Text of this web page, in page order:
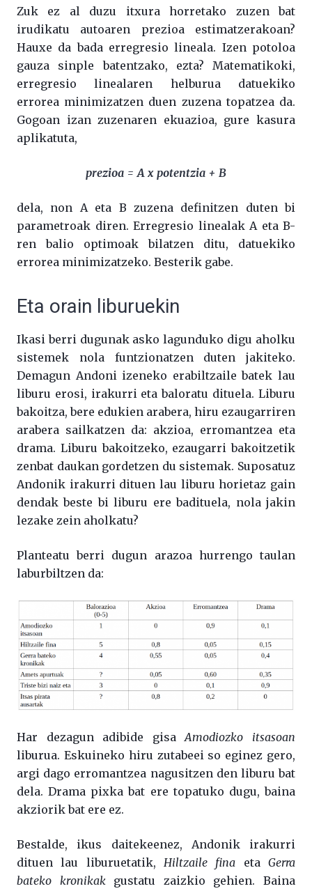
Zuk ez al duzu itxura horretako zuzen bat
irudikatu autoaren prezioa estimatzerakoan?
Hauxe da bada erregresio lineala. Izen potoloa
gauza sinple batentzako, ezta? Matematikoki,
erregresio linealaren helburua datuekiko
errorea minimizatzen duen zuzena topatzea da.
Gogoan izan zuzenaren ekuazioa, gure kasura
aplikatuta,
prezioa = A x potentzia + B
dela, non A eta B zuzena definitzen duten bi
parametroak diren. Erregresio linealak A eta B-
ren balio optimoak bilatzen ditu, datuekiko
errorea minimizatzeko. Besterik gabe.
Eta orain liburuekin
Ikasi berri dugunak asko lagunduko digu aholku
sistemek nola funtzionatzen duten jakiteko.
Demagun Andoni izeneko erabiltzaile batek lau
liburu erosi, irakurri eta baloratu dituela. Liburu
bakoitza, bere edukien arabera, hiru ezaugarriren
arabera sailkatzen da: akzioa, erromantzea eta
drama. Liburu bakoitzeko, ezaugarri bakoitzetik
zenbat daukan gordetzen du sistemak. Suposatuz
Andonik irakurri dituen lau liburu horietaz gain
dendak beste bi liburu ere badituela, nola jakin
lezake zein aholkatu?
Planteatu berri dugun arazoa hurrengo taulan
laburbiltzen da:
Har dezagun adibide gisaAmodiozko itsasoan
liburua. Eskuineko hiru zutabeei so eginez gero,
argi dago erromantzea nagusitzen den liburu bat
dela. Drama pixka bat ere topatuko dugu, baina
akziorik bat ere ez.
Bestalde, ikus daitekeenez, Andonik irakurri
dituen lau liburuetatik, Hiltzaile fina etaGerra
bateko kronikakgustatu zaizkio gehien. Baina